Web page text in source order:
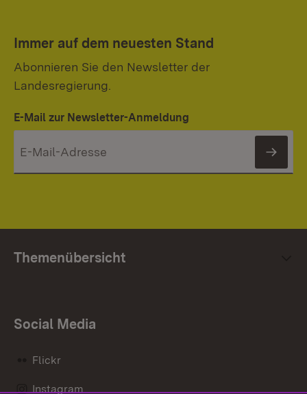
Immer auf dem neuesten Stand
Abonnieren Sie den Newsletter der
Landesregierung.
E-Mail zur Newsletter-Anmeldung
Themenübersicht
Social Media
Flickr
Instagram